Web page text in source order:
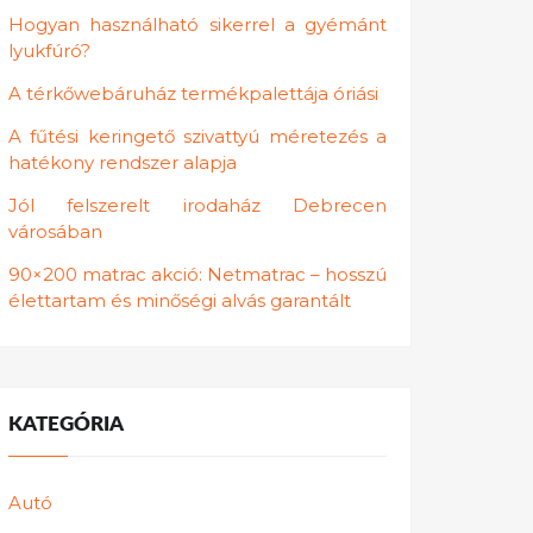
Hogyan használható sikerrel a gyémánt
lyukfúró?
A térkőwebáruház termékpalettája óriási
A fűtési keringető szivattyú méretezés a
hatékony rendszer alapja
Jól felszerelt irodaház Debrecen
városában
90×200 matrac akció: Netmatrac – hosszú
élettartam és minőségi alvás garantált
KATEGÓRIA
Autó